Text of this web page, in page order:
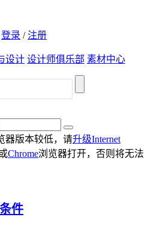
登录 /注册
设计 设计师俱乐部 素材中心
器版本较低，请升级Internet
Chrome浏览器打开，否则将无法
件